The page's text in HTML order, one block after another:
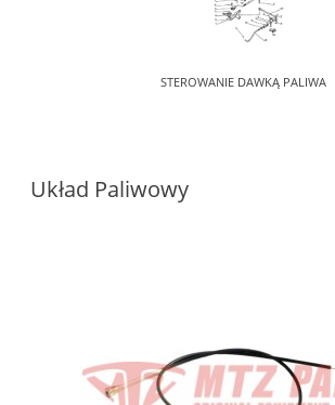
STEROWANIE DAWKĄ PALIWA
Układ Paliwowy